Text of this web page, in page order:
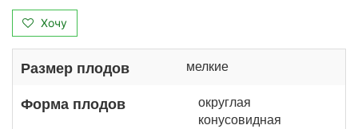
Хочу
Размер плодов мелкие
Форма плодов
округлая
конусовидная